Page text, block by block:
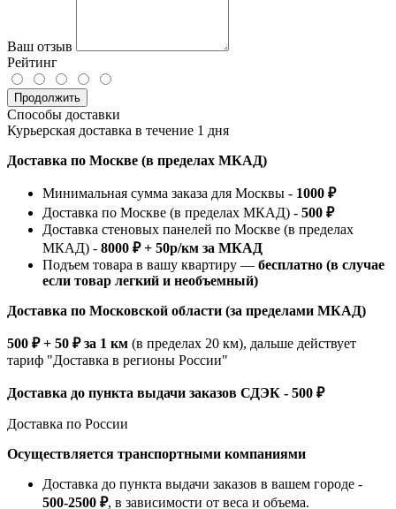
Ваш отзыв
Рейтинг
Продолжить
Способы доставки
Курьерская доставка в течение 1 дня
Доставка по Москве (в пределах МКАД)
Минимальная сумма заказа для Москвы - 1000 ₽
Доставка по Москве (в пределах МКАД) - 500 ₽
Доставка стеновых панелей по Москве (в пределах
МКАД) - 8000 ₽ + 50р/км за МКАД
Подъем товара в вашу квартиру — бесплатно (в случае
если товар легкий и необъемный)
Доставка по Московской области (за пределами МКАД)
500 ₽ + 50 ₽ за 1 км (в пределах 20 км), дальше действует
тариф "Доставка в регионы России"
Доставка до пункта выдачи заказов СДЭК - 500 ₽
Доставка по России
Осуществляется транспортными компаниями
Доставка до пункта выдачи заказов в вашем городе -
500-2500 ₽, в зависимости от веса и объема.